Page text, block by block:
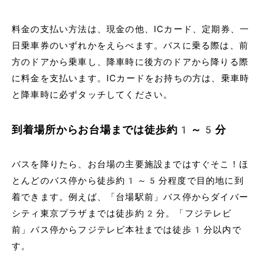
料金の支払い方法は、現金の他、ICカード、定期券、一
日乗車券のいずれかをえらべます。バスに乗る際は、前
方のドアから乗車し、降車時に後方のドアから降りる際
に料金を支払います。ICカードをお持ちの方は、乗車時
と降車時に必ずタッチしてください。
到着場所からお台場までは徒歩約1～5分
バスを降りたら、お台場の主要施設まではすぐそこ！ほ
とんどのバス停から徒歩約1～5分程度で目的地に到
着できます。例えば、「台場駅前」バス停からダイバー
シティ東京プラザまでは徒歩約2分。「フジテレビ
前」バス停からフジテレビ本社までは徒歩1分以内で
す。